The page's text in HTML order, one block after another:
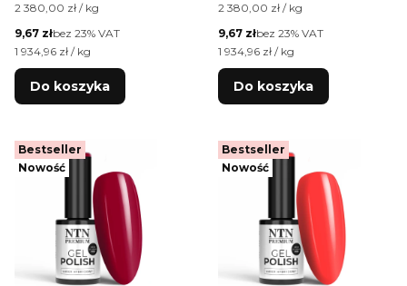
Free 5g
Cena jednostkowa brutto
2 380,00 zł / kg
Cena netto
9,67 złbez 23% VAT
Cena jednostkowa netto
1 934,96 zł / kg
Do koszyka
5g
Cena jednostkowa brutto
2 380,00 zł / kg
Cena netto
9,67 złbez 23% VAT
Cena jednostkowa netto
1 934,96 zł / kg
Do koszyka
Bestseller
Nowość
Bestseller
Nowość